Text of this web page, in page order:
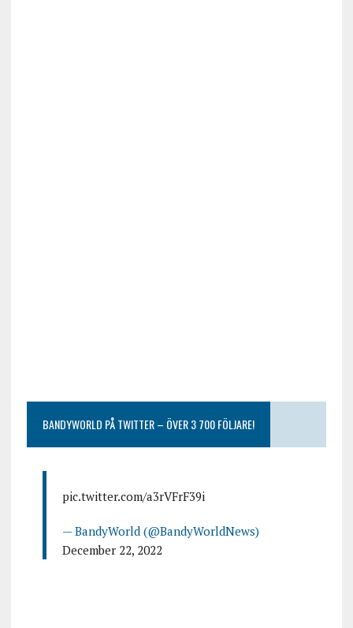
BANDYWORLD PÅ TWITTER – ÖVER 3 700 FÖLJARE!
pic.twitter.com/a3rVFrF39i
— BandyWorld (@BandyWorldNews)
December 22, 2022